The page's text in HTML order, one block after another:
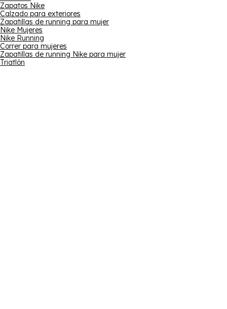
Zapatos Nike
Calzado para exteriores
Zapatillas de running para mujer
Nike Mujeres
Nike Running
Correr para mujeres
Zapatillas de running Nike para mujer
Triatlón